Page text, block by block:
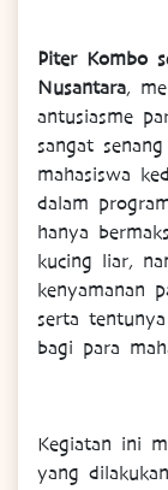
Piter Kombo
Nusantara,
antusiasme
sangat
mahasiswa
dalam
hanya
kucing liar,
kenyamanan
serta
bagi para
Kegiatan ini
yang